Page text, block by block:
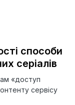
способи
серіалів
«доступ
сервісу